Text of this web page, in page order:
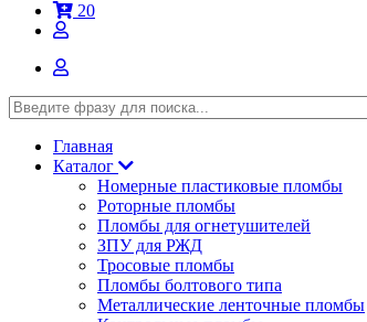
20
Главная
Каталог
Номерные пластиковые пломбы
Роторные пломбы
Пломбы для огнетушителей
ЗПУ для РЖД
Тросовые пломбы
Пломбы болтового типа
Металлические ленточные пломбы